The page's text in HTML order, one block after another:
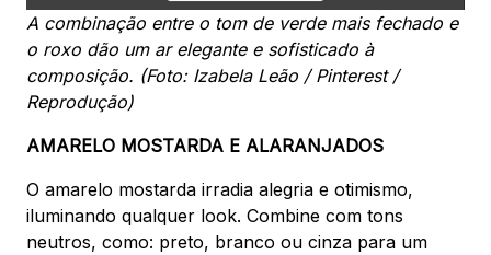
A combinação entre o tom de verde mais fechado e
o roxo dão um ar elegante e sofisticado à
composição. (Foto: Izabela Leão / Pinterest /
Reprodução)
AMARELO MOSTARDA E ALARANJADOS
O amarelo mostarda irradia alegria e otimismo,
iluminando qualquer look. Combine com tons
neutros, como: preto, branco ou cinza para um